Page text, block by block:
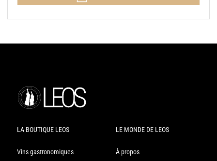
LA BOUTIQUE LEOS
Vins gastronomiques
LE MONDE DE LEOS
À propos